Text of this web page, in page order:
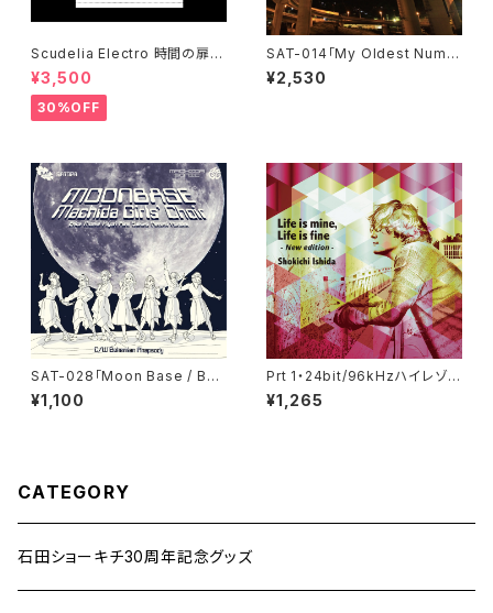
Scudelia Electro 時間の扉T
シャツ・半袖・ホワイト
¥3,500
30%OFF
SAT-014「My Oldest Numb
ers vol. 1.2」石田ショーキチ
¥2,530
SAT-028「Moon Base / Boh
emian Rhapsody」まちだガー
ルズ・クワイア
¥1,100
Prt 1・24bit/96kHzハイレゾW
AVデータ・Life is mine, life i
s fine -New edition-
¥1,265
CATEGORY
石田ショーキチ30周年記念グッズ